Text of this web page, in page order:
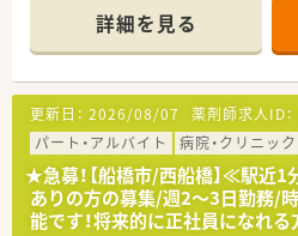
も可能です。
またマイカー通勤も可能でござ
■診療科目は外科・内科・整形外
リテーション科・放射線科でご
■薬品補充、入退院処方対応、点
薬指導等、病院薬剤師としての
入院患者様は高齢の方が多く、
科の患者様が半数を超えており
でございます。
詳細を見る
更新日： 2026/08/07 薬剤師求人ID：
パート・アルバイト
病院・クリニック
★急募！【船橋市/西船橋】≪駅近
ありの方の募集/週2～3日勤務/
能です！将来的に正社員になれる